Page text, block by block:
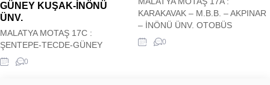
GÜNEY KUŞAK-İNÖNÜ
ÜNV.
MALATYA MOTAŞ 17C :
ŞENTEPE-TECDE-GÜNEY
KUŞAK-İNÖNÜ ÜNV. OTOBÜS
HAREKET SAATLERİ Malatya
0
KARAKAVAK – M.B.B. – AKPINAR
– İNÖNÜ ÜNV. OTOBÜS
HAREKET SAATLERİ Malatya
Motaş Şehir içi 17A : KARAKAVAK
0